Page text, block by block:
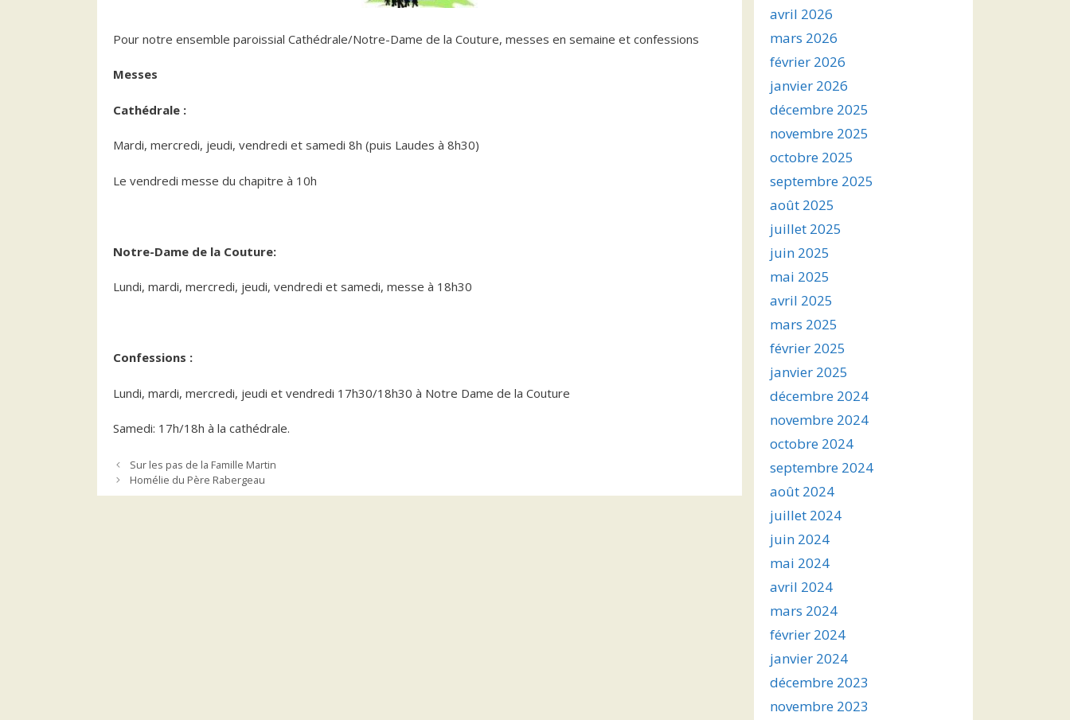
Pour notre ensemble paroissial Cathédrale/Notre-Dame de la Couture, messes en semaine et confessions
Messes
Cathédrale :
Mardi, mercredi, jeudi, vendredi et samedi 8h (puis Laudes à 8h30)
Le vendredi messe du chapitre à 10h
Notre-Dame de la Couture:
Lundi, mardi, mercredi, jeudi, vendredi et samedi, messe à 18h30
Confessions :
Lundi, mardi, mercredi, jeudi et vendredi 17h30/18h30 à Notre Dame de la Couture
Samedi: 17h/18h à la cathédrale.
Sur les pas de la Famille Martin
Homélie du Père Rabergeau
avril 2026
mars 2026
février 2026
janvier 2026
décembre 2025
novembre 2025
octobre 2025
septembre 2025
août 2025
juillet 2025
juin 2025
mai 2025
avril 2025
mars 2025
février 2025
janvier 2025
décembre 2024
novembre 2024
octobre 2024
septembre 2024
août 2024
juillet 2024
juin 2024
mai 2024
avril 2024
mars 2024
février 2024
janvier 2024
décembre 2023
novembre 2023